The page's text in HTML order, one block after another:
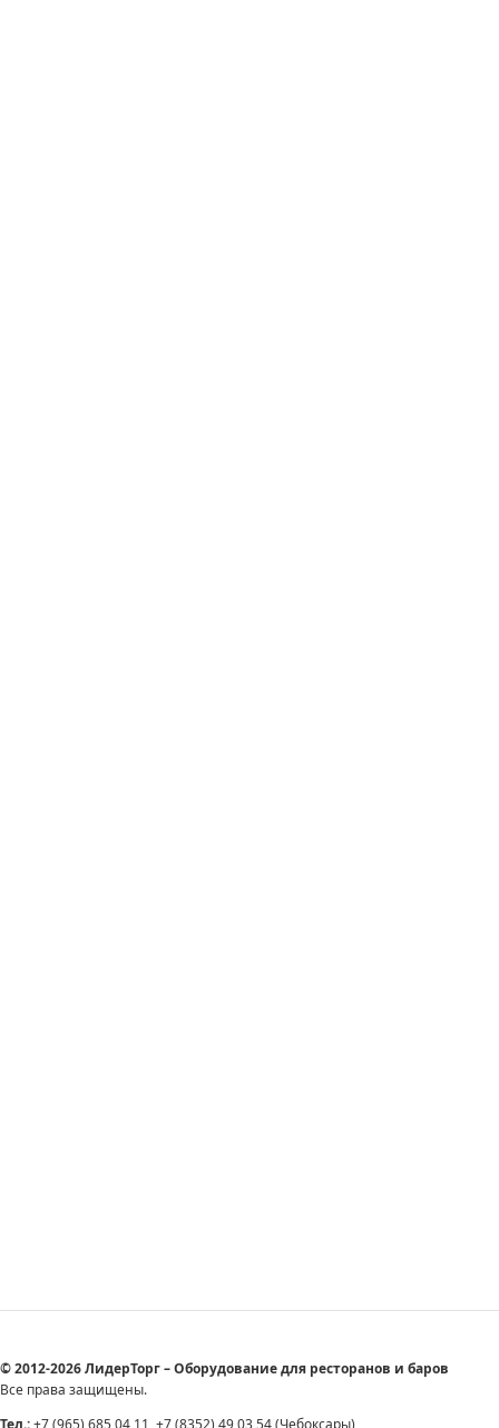
© 2012-2026 ЛидерТорг – Оборудование для ресторанов и баров
Все права защищены.
Тел.:+7 (965) 685 04 11, +7 (8352) 49 03 54 (Чебоксары)